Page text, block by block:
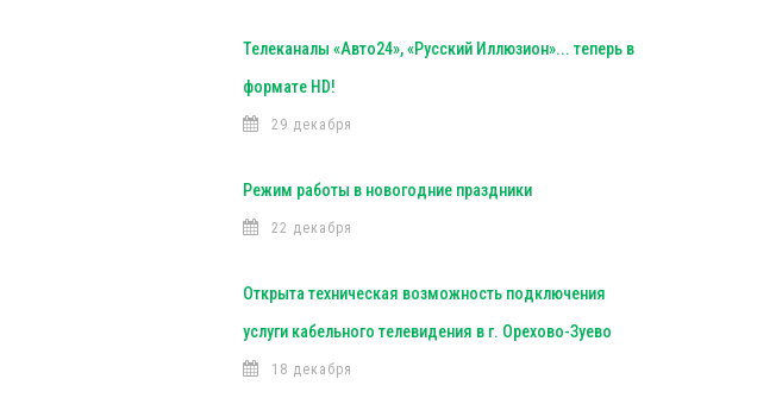
Телеканалы «Авто24», «Русский Иллюзион»... теперь в
формате HD!
29 декабря
Режим работы в новогодние праздники
22 декабря
Открыта техническая возможность подключения
услуги кабельного телевидения в г. Орехово-Зуево
18 декабря